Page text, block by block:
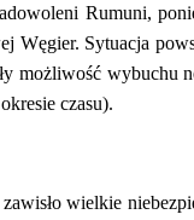
Rumuni,
Węgier. Sytuacja
możliwość
czasu).
wielkie